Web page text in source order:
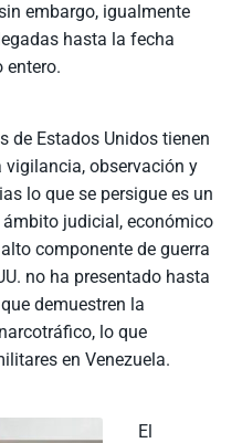
embargo, igualmente
hasta la fecha
entero.
de Estados Unidos tienen
vigilancia, observación y
lo que se persigue es un
judicial, económico
componente de guerra
no ha presentado hasta
demuestren la
lo que
en Venezuela.
El